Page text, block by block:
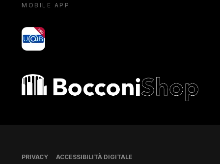
MOBILE APP
yoU@B
Bocconi shop
Piè di pagina
PRIVACY ACCESSIBILITÀ DIGITALE